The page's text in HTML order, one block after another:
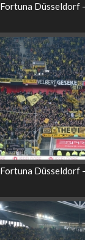
Fortuna Düsseldorf
Fortuna Düsseldorf